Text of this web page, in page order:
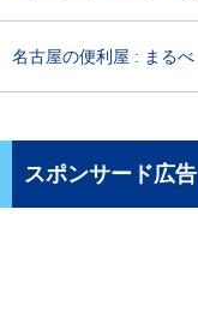
名古屋の便利屋 : まるべ
スポンサード広告